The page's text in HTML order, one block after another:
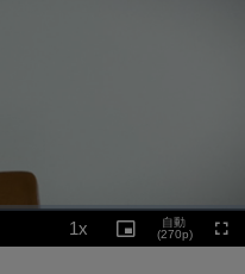
1x
Rate
Picture-
in-
自動
(270p)